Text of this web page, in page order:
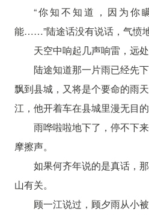
“你知不知道，因为你
能……”陆途话没有说话，气愤
天空中响起几声响雷，远
陆途知道那一片雨已经先
飘到县城，又将是个要命的雨
江，他开着车在县城里漫无目的
雨哗啦啦地下了，停不下
摩擦声。
如果何齐年说的是真话，
山有关。
顾一江说过，顾夕雨从小